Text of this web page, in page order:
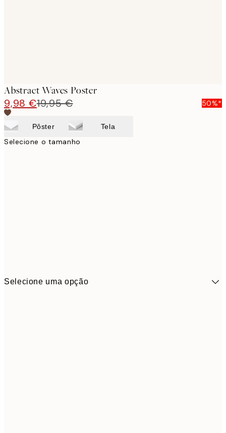
Abstract Waves Poster
9,98 €19,95 € 50%*
Pôster Tela
Selecione o tamanho
Selecione uma opção